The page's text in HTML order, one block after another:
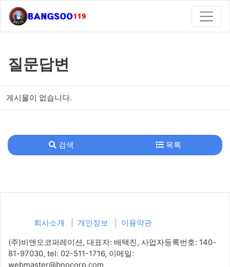
질문답변
게시물이 없습니다.
검색 목록
회사소개 개인정보 이용약관
(주)비앤오코퍼레이션, 대표자: 배택진, 사업자등록번호: 140-
81-97030, tel: 02-511-1716, 이메일:
webmaster@bnocorp.com